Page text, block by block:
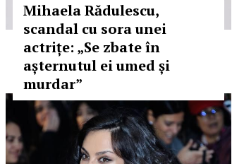
Mihaela Rădulescu,
scandal cu sora unei
actrițe: „Se zbate în
așternutul ei umed și
murdar”